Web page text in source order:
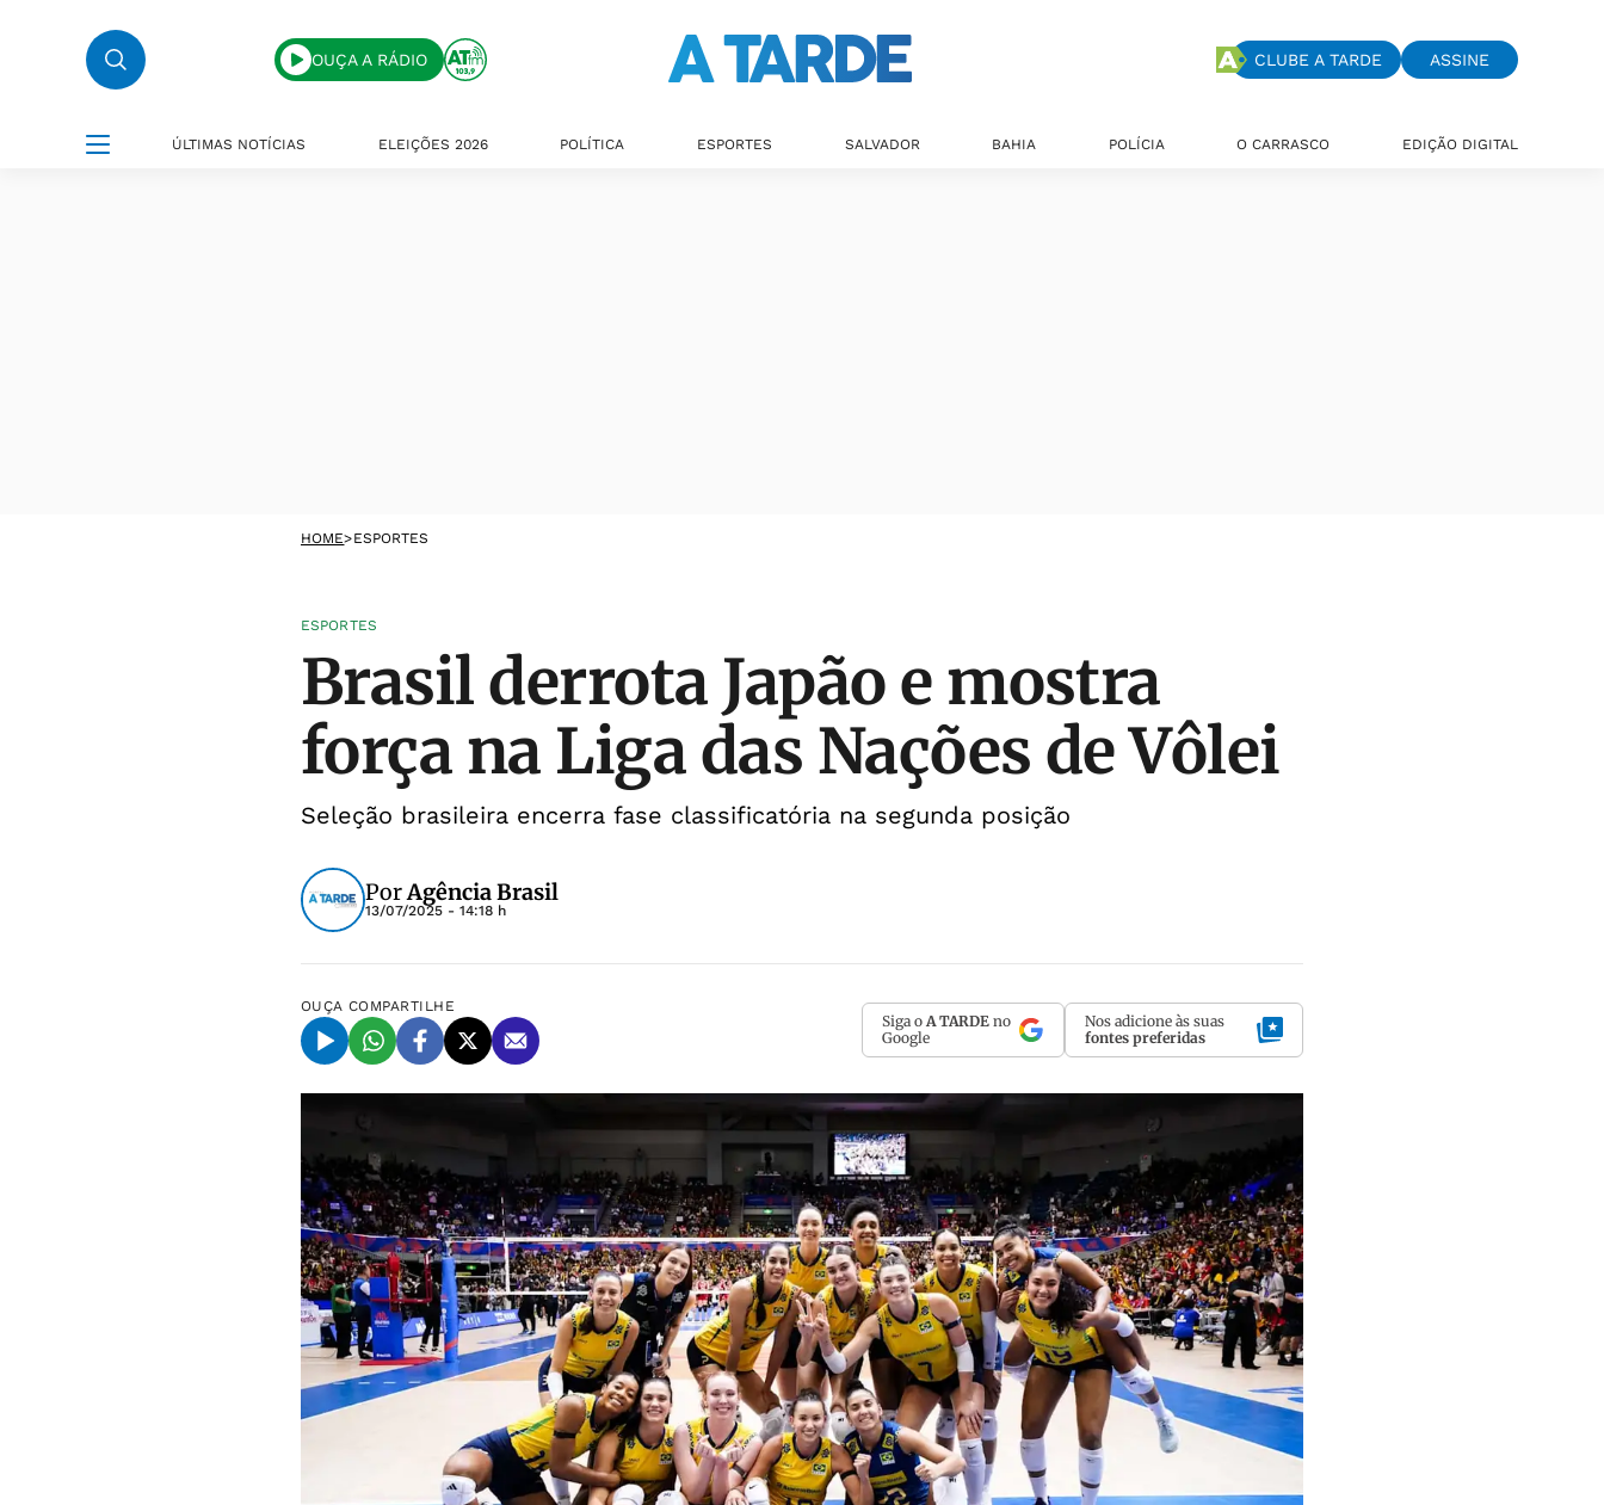
OUÇA A RÁDIO CLUBE A TARDE ASSINE
ÚLTIMAS NOTÍCIAS ELEIÇÕES 2026 POLÍTICA ESPORTES SALVADOR BAHIA POLÍCIA O CARRASCO EDIÇÃO DIGITAL
HOME>ESPORTES
ESPORTES
Brasil derrota Japão e mostra
força na Liga das Nações de Vôlei
Seleção brasileira encerra fase classificatória na segunda posição
PorAgência Brasil
13/07/2025 - 14:18 h
OUÇA COMPARTILHE
Siga o A TARDE no
Google
Nos adicione às suas
fontes preferidas